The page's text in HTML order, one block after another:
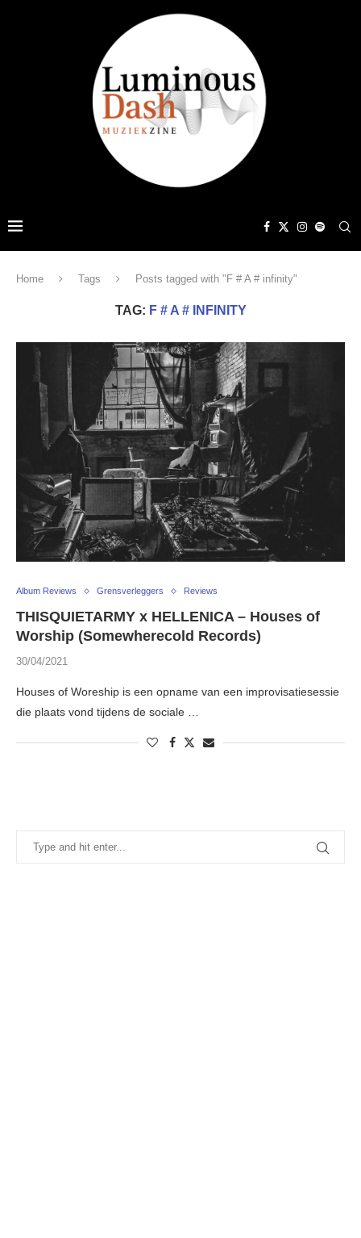
Home Tags Posts tagged with "F # A # infinity"
TAG: F # A # INFINITY
Album Reviews Grensverleggers Reviews
THISQUIETARMY x HELLENICA – Houses of
Worship (Somewherecold Records)
30/04/2021
Houses of Woreship is een opname van een improvisatiesessie
die plaats vond tijdens de sociale …